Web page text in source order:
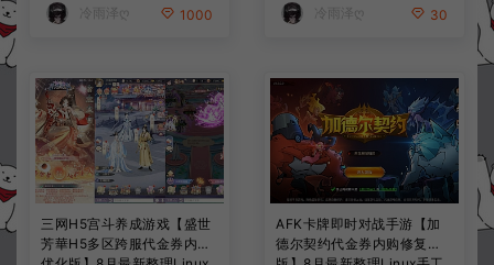
冷雨泽ღ 1000 冷雨泽ღ 30
三网H5宫斗养成游戏【盛世
芳華H5多区跨服代金券内购
AFK卡牌即时对战手游【加
德尔契约代金券内购修复